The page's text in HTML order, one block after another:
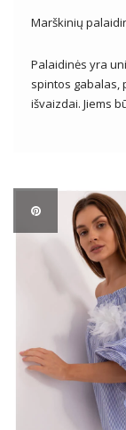
Marškinių
Palaidinės yra
spintos gabalas,
išvaizdai. Jiems